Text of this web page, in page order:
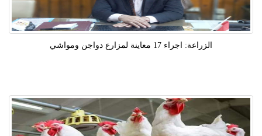
الزراعة: اجراء 17 معاينة لمزارع دواجن ومواشي